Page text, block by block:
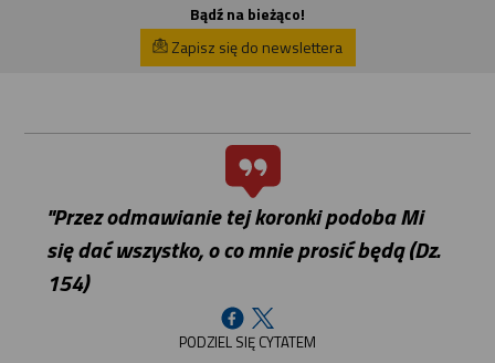
Bądź na bieżąco!
Zapisz się do newslettera
"Przez odmawianie tej koronki podoba Mi
się dać wszystko, o co mnie prosić będą (Dz.
154)
PODZIEL SIĘ CYTATEM